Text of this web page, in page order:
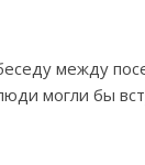
между
могли бы